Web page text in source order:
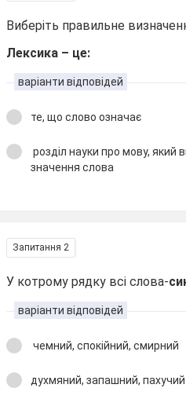
Виберіть правильне
Лексика – це:
варіанти відповідей
те, що слово означає
розділ науки про мову, який
значення слова
Запитання 2
У котрому рядку всі слова-
варіанти відповідей
чемний, спокійний, смирний
духмяний, запашний, пахучий